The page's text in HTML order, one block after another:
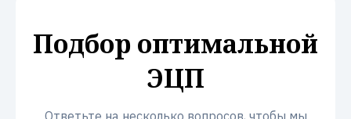
Подбор оптимальной
ЭЦП
Ответьте на несколько вопросов, чтобы мы